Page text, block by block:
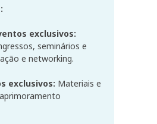
exclusivos:
seminários e
e networking.
exclusivos: Materiais e